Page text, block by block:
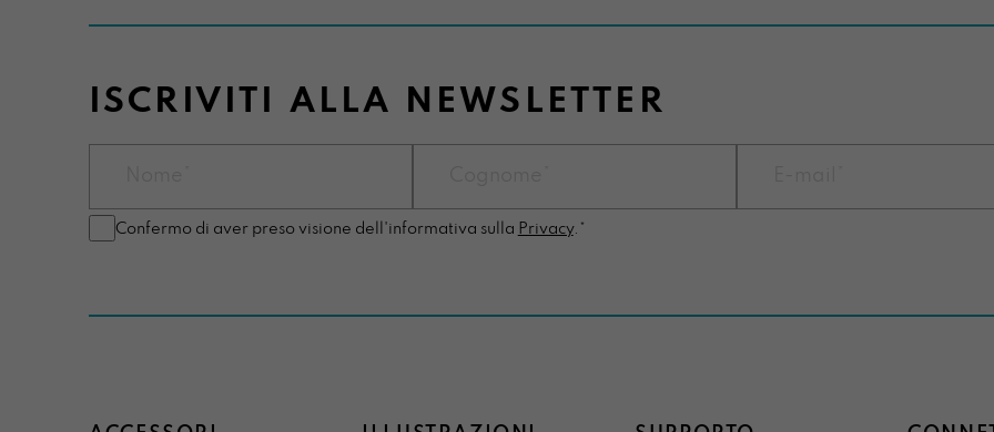
ISCRIVITI ALLA NEWSLETTER
Confermo di aver preso visione dell'informativa sulla Privacy.*